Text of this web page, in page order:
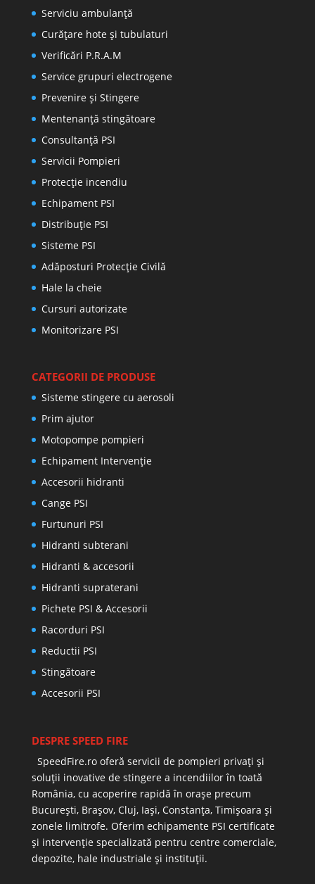
Serviciu ambulanță
Curățare hote și tubulaturi
Verificări P.R.A.M
Service grupuri electrogene
Prevenire şi Stingere
Mentenanţă stingătoare
Consultanţă PSI
Servicii Pompieri
Protecţie incendiu
Echipament PSI
Distribuţie PSI
Sisteme PSI
Adăposturi Protecție Civilă
Hale la cheie
Cursuri autorizate
Monitorizare PSI
CATEGORII DE PRODUSE
Sisteme stingere cu aerosoli
Prim ajutor
Motopompe pompieri
Echipament Intervenție
Accesorii hidranti
Cange PSI
Furtunuri PSI
Hidranti subterani
Hidranti & accesorii
Hidranti supraterani
Pichete PSI & Accesorii
Racorduri PSI
Reductii PSI
Stingătoare
Accesorii PSI
DESPRE SPEED FIRE
SpeedFire.ro oferă servicii de pompieri privați și
soluții inovative de stingere a incendiilor în toată
România, cu acoperire rapidă în orașe precum
București, Brașov, Cluj, Iași, Constanța, Timișoara și
zonele limitrofe. Oferim echipamente PSI certificate
și intervenție specializată pentru centre comerciale,
depozite, hale industriale și instituții.